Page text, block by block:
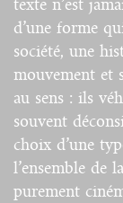
texte n’est
d’une forme
société, une
mouvement et
au sens : ils
souvent
choix d’une
l’ensemble de
purement